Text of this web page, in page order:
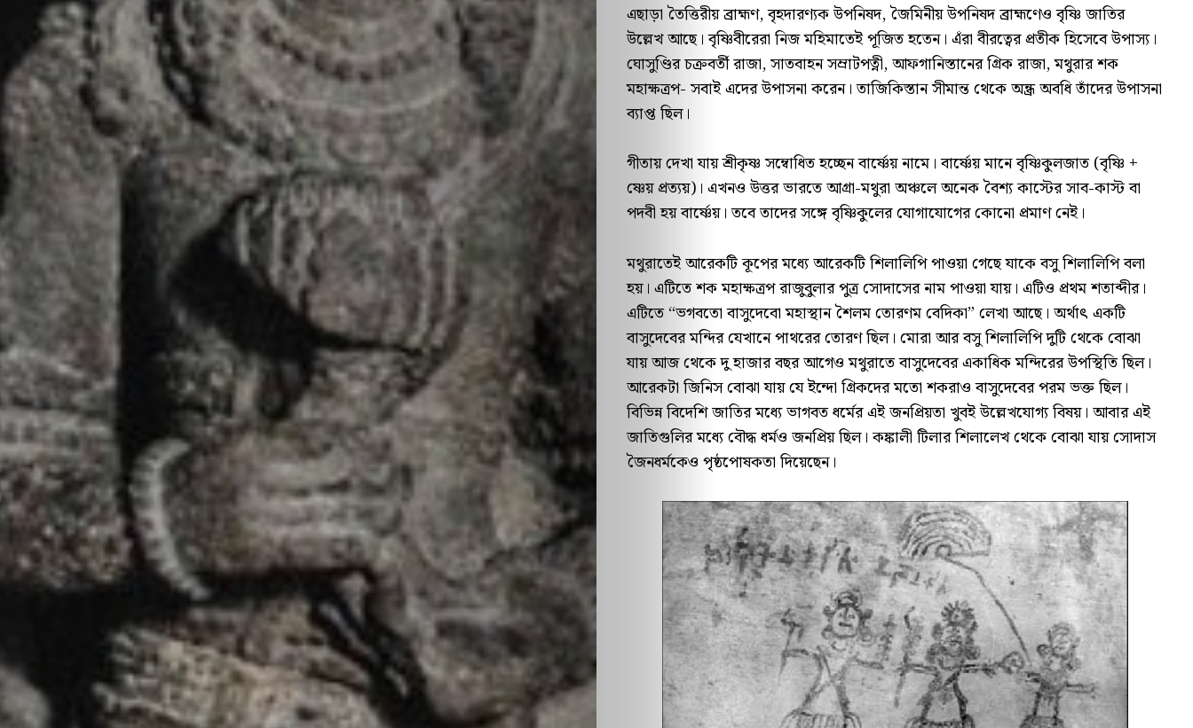
এছাড়া তৈত্তিরীয় ব্রাহ্মণ, বৃহদারণ্যক উপনিষদ, জৈমিনীয় উপনিষদ ব্রাহ্মণেও বৃষ্ণি জাতির
উল্লেখ আছে। বৃষ্ণিবীরেরা নিজ মহিমাতেই পূজিত হতেন। এঁরা বীরত্বের প্রতীক হিসেবে উপাস্য।
ঘোসুণ্ডির চক্রবর্তী রাজা, সাতবাহন সম্রাটপত্নী, আফগানিস্তানের গ্ৰিক রাজা, মথুরার শক
মহাক্ষত্রপ- সবাই এদের উপাসনা করেন। তাজিকিস্তান সীমান্ত থেকে অন্ধ্র অবধি তাঁদের উপাসনা
ব্যাপ্ত ছিল।
গীতায় দেখা যায় শ্রীকৃষ্ণ সম্বোধিত হচ্ছেন বার্ষ্ণেয় নামে। বার্ষ্ণেয় মানে বৃষ্ণিকুলজাত (বৃষ্ণি +
ষ্ণেয় প্রত্যয়)। এখনও উত্তর ভারতে আগ্ৰা-মথুরা অঞ্চলে অনেক বৈশ্য কাস্টের সাব-কাস্ট বা
পদবী হয় বার্ষ্ণেয়। তবে তাদের সঙ্গে বৃষ্ণিকুলের যোগাযোগের কোনো প্রমাণ নেই।
মথুরাতেই আরেকটি কূপের মধ্যে আরেকটি শিলালিপি পাওয়া গেছে যাকে বসু শিলালিপি বলা
হয়। এটিতে শক মহাক্ষত্রপ রাজুবুলার পুত্র সোদাসের নাম পাওয়া যায়। এটিও প্রথম শতাব্দীর।
এটিতে “ভগবতো বাসুদেবো মহাস্থান শৈলম তোরণম বেদিকা” লেখা আছে। অর্থাৎ একটি
বাসুদেবের মন্দির যেখানে পাথরের তোরণ ছিল। মোরা আর বসু শিলালিপি দুটি থেকে বোঝা
যায় আজ থেকে দু হাজার বছর আগেও মথুরাতে বাসুদেবের একাধিক মন্দিরের উপস্থিতি ছিল।
আরেকটা জিনিস বোঝা যায় যে ইন্দো গ্ৰিকদের মতো শকরাও বাসুদেবের পরম ভক্ত ছিল।
বিভিন্ন বিদেশি জাতির মধ্যে ভাগবত ধর্মের এই জনপ্রিয়তা খুবই উল্লেখযোগ্য বিষয়। আবার এই
জাতিগুলির মধ্যে বৌদ্ধ ধর্মও জনপ্রিয় ছিল। কঙ্কালী টিলার শিলালেখ থেকে বোঝা যায় সোদাস
জৈনধর্মকেও পৃষ্ঠপোষকতা দিয়েছেন।